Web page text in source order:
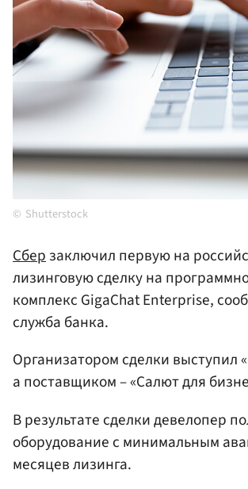
Shutterstock
Сберзаключил первую на
лизинговую сделку на
комплекс GigaChat Enterprise,
служба банка.
Организатором сделки выступил
а поставщиком – «Салют для
В результате сделки девелопер
оборудование с минимальным
месяцев лизинга.